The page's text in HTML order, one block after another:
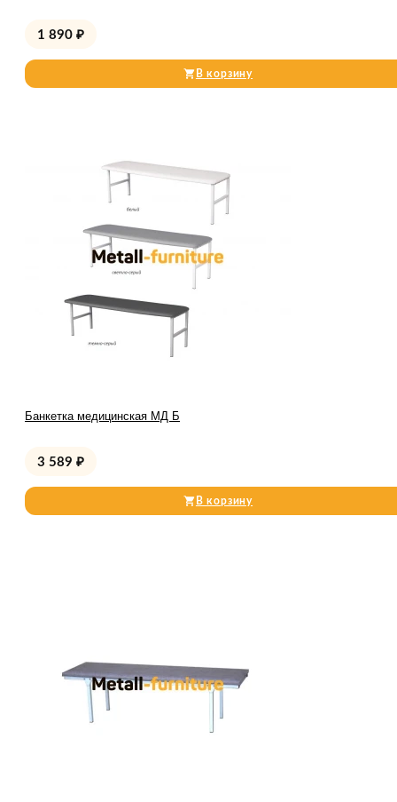
1 890 ₽
В корзину
Банкетка медицинская МД Б
3 589 ₽
В корзину